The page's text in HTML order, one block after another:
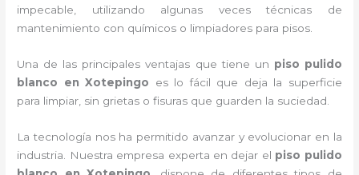
impecable, utilizando algunas veces técnicas de
mantenimiento con químicos o limpiadores para pisos.
Una de las principales ventajas que tiene un piso pulido
blanco en Xotepingo es lo fácil que deja la superficie
para limpiar, sin grietas o fisuras que guarden la suciedad.
La tecnología nos ha permitido avanzar y evolucionar en la
industria. Nuestra empresa experta en dejar el piso pulido